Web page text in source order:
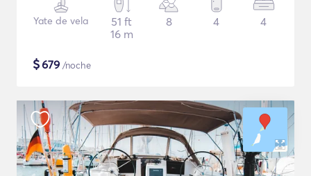
Yate de vela
51 ft
16 m
8 4 4
$679 /noche